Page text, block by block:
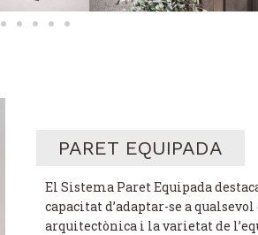
PARET EQUIPADA
El Sistema Paret Equipada
capacitat d’adaptar-se a
arquitectònica i la varietat de